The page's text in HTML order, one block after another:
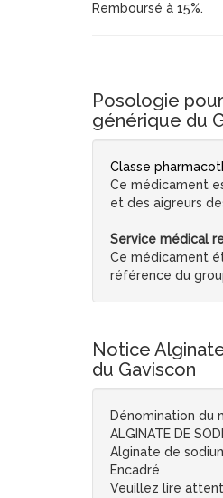
Remboursé à 15%.
Posologie
générique du
Classe
Ce médicament
et des aigreurs
Service médical
Ce médicament
référence du
Notice
du Gaviscon
Dénomination du
ALGINATE DE
Alginate de
Encadré
Veuillez lire